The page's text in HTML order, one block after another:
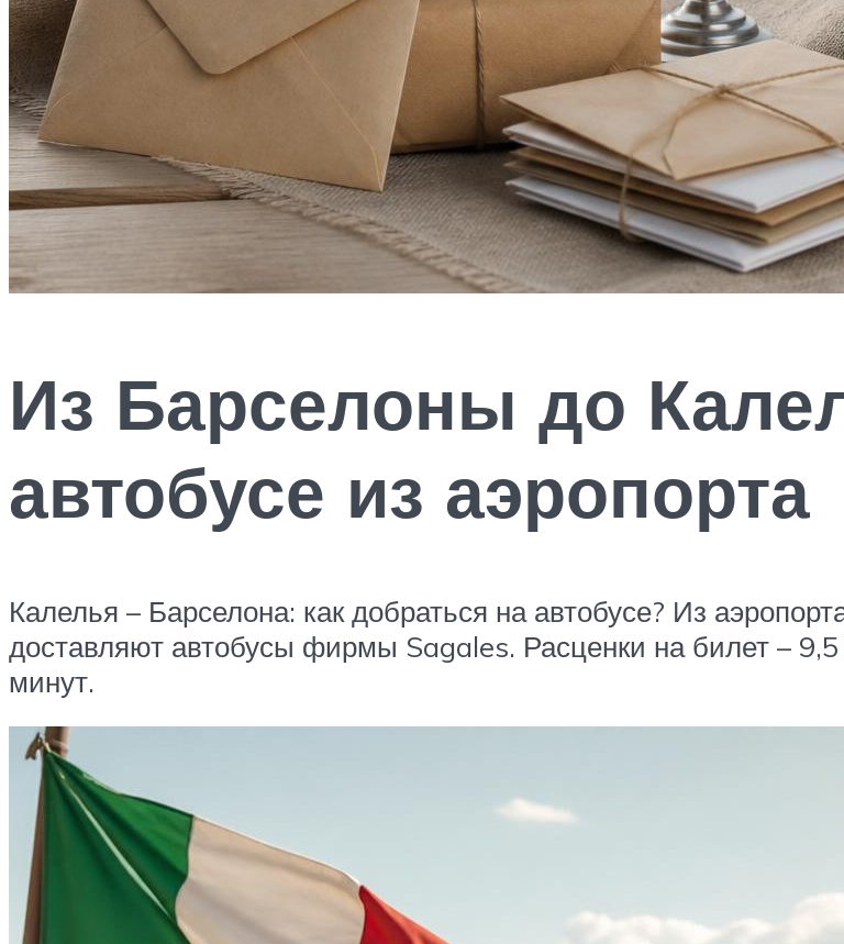
Из Барселоны до
автобусе из аэропорта
Калелья – Барселона: как добраться на автобусе? Из
доставляют автобусы фирмы Sagales. Расценки на билет –
минут.